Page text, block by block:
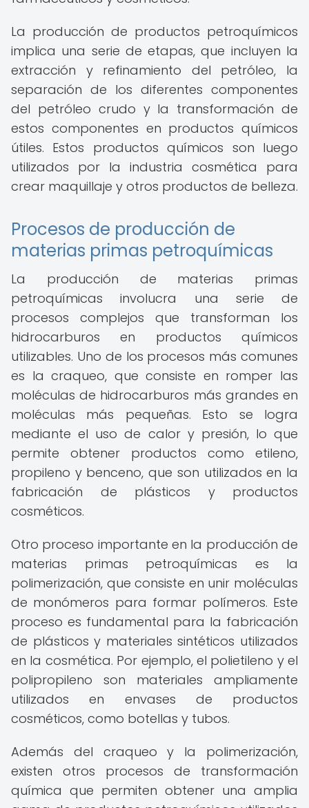
La producción de productos petroquímicos
implica una serie de etapas, que incluyen la
extracción y refinamiento del petróleo, la
separación de los diferentes componentes
del petróleo crudo y la transformación de
estos componentes en productos químicos
útiles. Estos productos químicos son luego
utilizados por la industria cosmética para
crear maquillaje y otros productos de belleza.
Procesos de producción de
materias primas petroquímicas
La producción de materias primas
petroquímicas involucra una serie de
procesos complejos que transforman los
hidrocarburos en productos químicos
utilizables. Uno de los procesos más comunes
es la craqueo, que consiste en romper las
moléculas de hidrocarburos más grandes en
moléculas más pequeñas. Esto se logra
mediante el uso de calor y presión, lo que
permite obtener productos como etileno,
propileno y benceno, que son utilizados en la
fabricación de plásticos y productos
cosméticos.
Otro proceso importante en la producción de
materias primas petroquímicas es la
polimerización, que consiste en unir moléculas
de monómeros para formar polímeros. Este
proceso es fundamental para la fabricación
de plásticos y materiales sintéticos utilizados
en la cosmética. Por ejemplo, el polietileno y el
polipropileno son materiales ampliamente
utilizados en envases de productos
cosméticos, como botellas y tubos.
Además del craqueo y la polimerización,
existen otros procesos de transformación
química que permiten obtener una amplia